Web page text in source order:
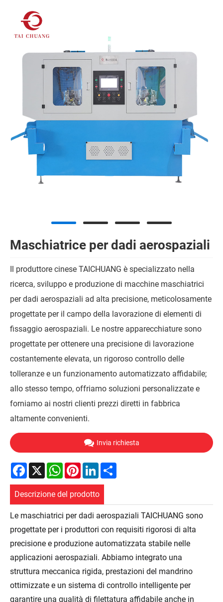
Maschiatrice per dadi aerospaziali
Il produttore cinese TAICHUANG è specializzato nella
ricerca, sviluppo e produzione di macchine maschiatrici
per dadi aerospaziali ad alta precisione, meticolosamente
progettate per il campo della lavorazione di elementi di
fissaggio aerospaziali. Le nostre apparecchiature sono
progettate per ottenere una precisione di lavorazione
costantemente elevata, un rigoroso controllo delle
tolleranze e un funzionamento automatizzato affidabile;
allo stesso tempo, offriamo soluzioni personalizzate e
forniamo ai nostri clienti prezzi diretti in fabbrica
altamente convenienti.
Invia richiesta
Facebook
X WhatsApp
PinterestLinkedIn
Descrizione del prodotto
Le maschiatrici per dadi aerospaziali TAICHUANG sono
progettate per i produttori con requisiti rigorosi di alta
precisione e produzione automatizzata stabile nelle
applicazioni aerospaziali. Abbiamo integrato una
struttura meccanica rigida, prestazioni del mandrino
ottimizzate e un sistema di controllo intelligente per
garantire una qualità di filettatura affidabile anche in